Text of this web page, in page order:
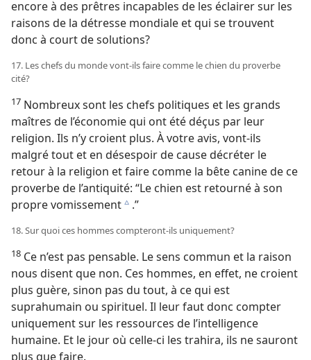
encore à des prêtres incapables de les éclairer sur les
raisons de la détresse mondiale et qui se trouvent
donc à court de solutions?
17. Les chefs du monde vont-​ils faire comme le chien du proverbe
cité?
17 Nombreux sont les chefs politiques et les grands
maîtres de l’économie qui ont été déçus par leur
religion. Ils n’y croient plus. À votre avis, vont-​ils
malgré tout et en désespoir de cause décréter le
retour à la religion et faire comme la bête canine de ce
proverbe de l’antiquité: “Le chien est retourné à son
propre vomissementc .”
18. Sur quoi ces hommes compteront-​ils uniquement?
18 Ce n’est pas pensable. Le sens commun et la raison
nous disent que non. Ces hommes, en effet, ne croient
plus guère, sinon pas du tout, à ce qui est
suprahumain ou spirituel. Il leur faut donc compter
uniquement sur les ressources de l’intelligence
humaine. Et le jour où celle-ci les trahira, ils ne sauront
plus que faire.